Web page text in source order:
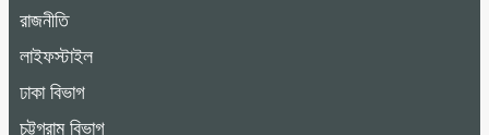
রাজনীতি
লাইফস্টাইল
ঢাকা বিভাগ
চট্টগ্রাম বিভাগ